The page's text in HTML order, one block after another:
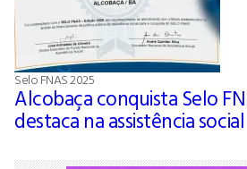
Selo FNAS 2025
Alcobaça conquista Selo
destaca na assistência social